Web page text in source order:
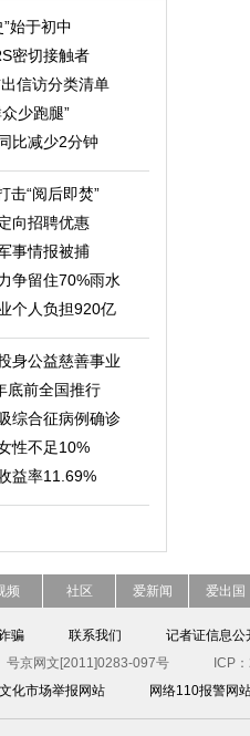
始于初中
密切接触者
信访分类清单
少跑腿”
比减少2分钟
击“阅后即焚”
向招聘优惠
事情报被捕
争留住70%雨水
个人负担920亿
身公益慈善事业
底前全国推行
综合征病例确诊
性不足10%
益率11.69%
频 社区 爱新闻 爱出国
骗 联系我们
记者证信息公
号京网文[2011]0283-097号
ICP
化市场举报网站 网络110报警网